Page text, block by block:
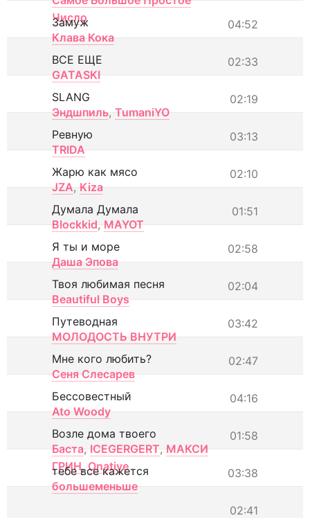
Число
04:52
Замуж
Клава Кока
02:33
ВСЕ ЕЩЕ
GATASKI
02:19
SLANG
Эндшпиль, TumaniYO
03:13
Ревную
TRIDA
02:10
Жарю как мясо
JZA, Kiza
01:51
Думала Думала
Blockkid, MAYOT
02:58
Я ты и море
Даша Эпова
02:04
Твоя любимая песня
Beautiful Boys
03:42
Путеводная
МОЛОДОСТЬ ВНУТРИ
02:47
Мне кого любить?
Сеня Слесарев
04:16
Бессовестный
Ato Woody
01:58
Возле дома твоего
Баста, ICEGERGERT, МАКСИ
ГРИН, Onative 03:38
тебе все кажется
большеменьше
02:41